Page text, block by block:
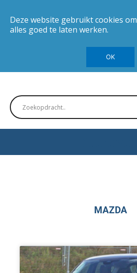
MAZDA
Deze website gebruikt cookies om
alles goed te laten werken.
OK